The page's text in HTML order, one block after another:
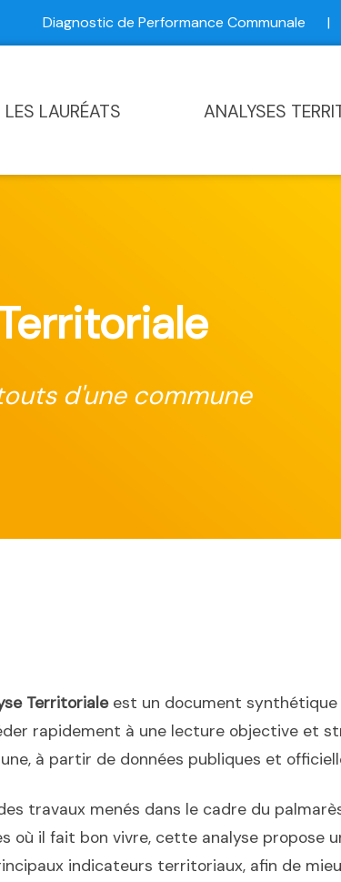
Diagnostic de Performance Communale |
LES LAURÉATS ANALYSES
d'une commune
Territorialeest un document synthétique
rapidement à une lecture objective et
à partir de données publiques et
travaux menés dans le cadre du
où il fait bon vivre, cette analyse propose
indicateurs territoriaux, afin de